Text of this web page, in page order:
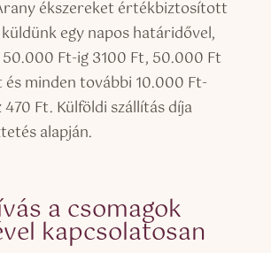
ékszereket értékbiztosított
egy napos határidővel,
Ft-ig 3100 Ft, 50.000 Ft
minden további 10.000 Ft-
Ft. Külföldi szállítás díja
alapján.
a csomagok
kapcsolatosan